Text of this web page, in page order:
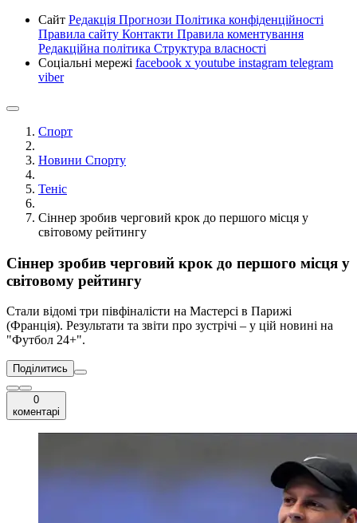
Сайт Редакція Прогнози Політика конфіденційності
Правила сайту Контакти Правила коментування
Редакційна політика Структура власності
Соціальні мережі facebook x youtube instagram telegram
viber
Спорт
Новини Спорту
Теніс
Сіннер зробив черговий крок до першого місця у
світовому рейтингу
Сіннер зробив черговий крок до першого місця у
світовому рейтингу
Стали відомі три півфіналісти на Мастерсі в Парижі
(Франція). Результати та звіти про зустрічі – у цій новині на
"Футбол 24+".
Поділитись
0
коментарі